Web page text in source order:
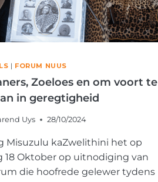
| FORUM NUUS
Zoeloes en om voort te
in geregtigheid
Uys 28/10/2024
Misuzulu kaZwelithini het op
18 Oktober op uitnodiging van
die hoofrede gelewer tydens